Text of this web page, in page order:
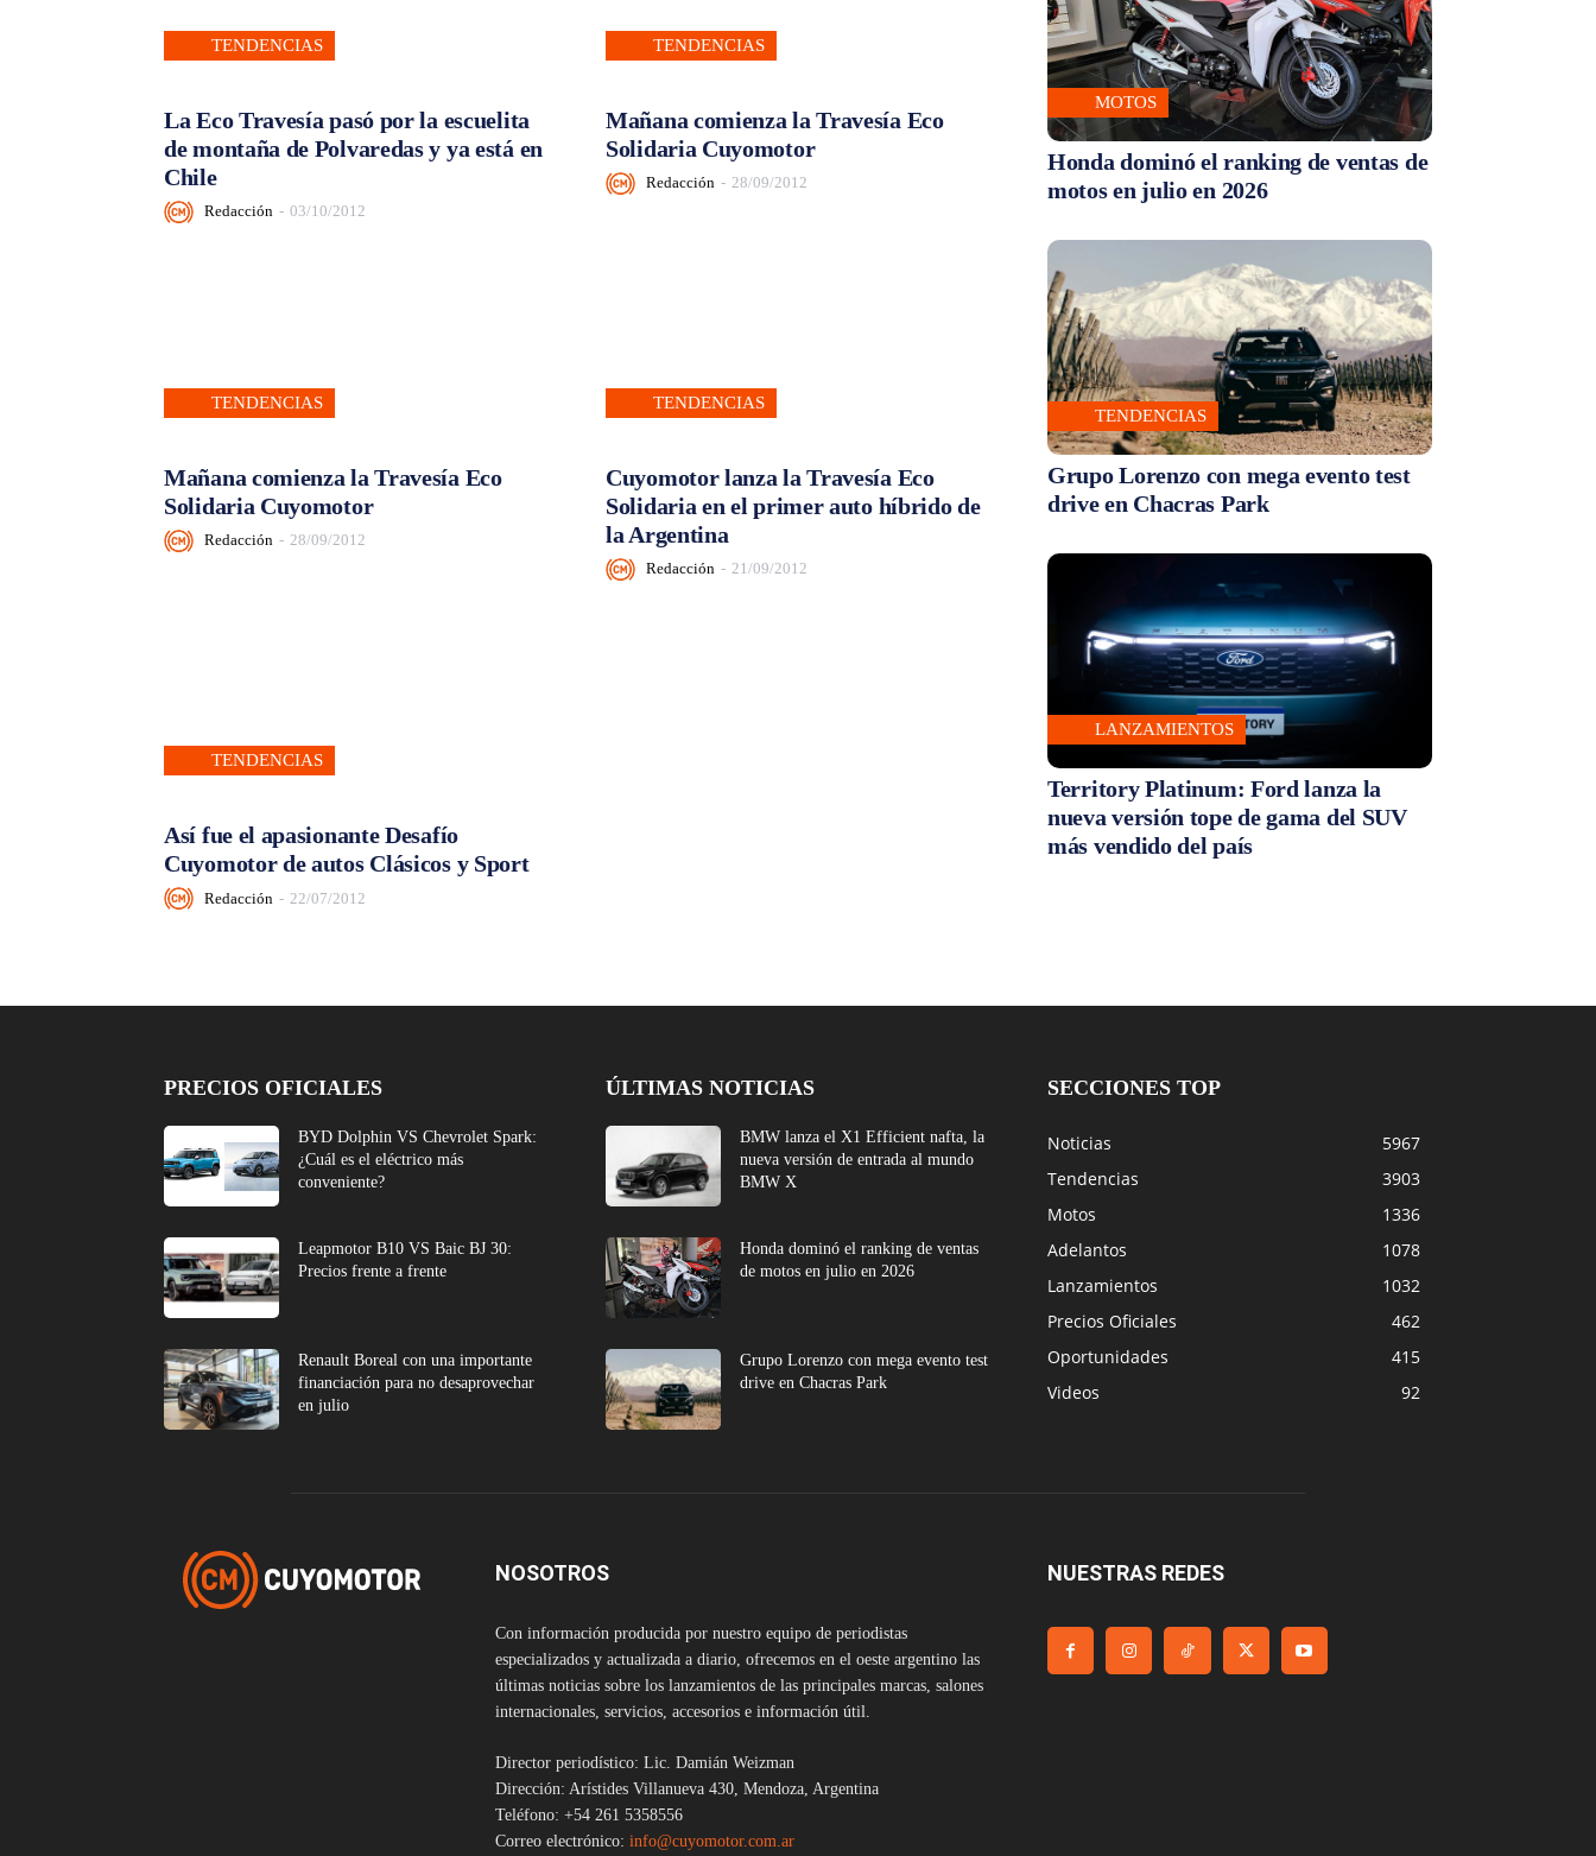
TENDENCIAS
La Eco Travesía pasó por la escuelita
de montaña de Polvaredas y ya está en
Chile
Redacción - 03/10/2012
TENDENCIAS
Mañana comienza la Travesía Eco
Solidaria Cuyomotor
Redacción - 28/09/2012
TENDENCIAS
Mañana comienza la Travesía Eco
Solidaria Cuyomotor
Redacción - 28/09/2012
TENDENCIAS
Cuyomotor lanza la Travesía Eco
Solidaria en el primer auto híbrido de
la Argentina
Redacción - 21/09/2012
TENDENCIAS
Así fue el apasionante Desafío
Cuyomotor de autos Clásicos y Sport
Redacción - 22/07/2012
MOTOS
Honda dominó el ranking de ventas de
motos en julio en 2026
TENDENCIAS
Grupo Lorenzo con mega evento test
drive en Chacras Park
LANZAMIENTOS
Territory Platinum: Ford lanza la
nueva versión tope de gama del SUV
más vendido del país
PRECIOS OFICIALES
BYD Dolphin VS Chevrolet Spark:
¿Cuál es el eléctrico más
conveniente?
Leapmotor B10 VS Baic BJ 30:
Precios frente a frente
Renault Boreal con una importante
financiación para no desaprovechar
en julio
ÚLTIMAS NOTICIAS
BMW lanza el X1 Efficient nafta, la
nueva versión de entrada al mundo
BMW X
Honda dominó el ranking de ventas
de motos en julio en 2026
Grupo Lorenzo con mega evento test
drive en Chacras Park
SECCIONES TOP
Noticias
5967
Tendencias
3903
Motos
1336
Adelantos
1078
Lanzamientos
1032
Precios Oficiales
462
Oportunidades
415
Videos
92
NOSOTROS
Con información producida por nuestro equipo de periodistas
especializados y actualizada a diario, ofrecemos en el oeste argentino las
últimas noticias sobre los lanzamientos de las principales marcas, salones
internacionales, servicios, accesorios e información útil.
Director periodístico: Lic. Damián Weizman
Dirección: Arístides Villanueva 430, Mendoza, Argentina
Teléfono: +54 261 5358556
Correo electrónico: info@cuyomotor.com.ar
NUESTRAS REDES